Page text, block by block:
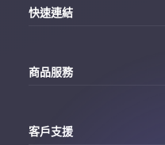
快速連結
訂單查詢
商品服務
客戶支援